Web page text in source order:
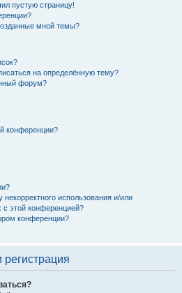
пустую страницу!
мной темы?
на определённую тему?
форум?
конференции?
использования и/или
с этой конференцией?
конференции?